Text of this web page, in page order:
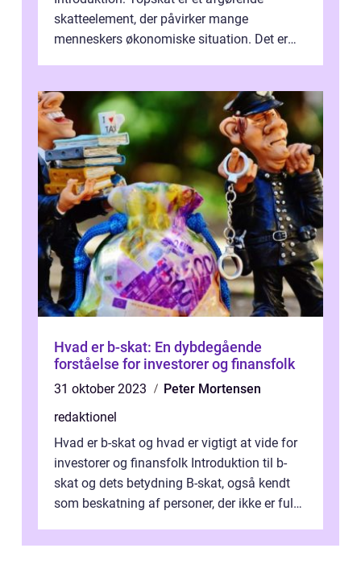
skatteelement, der påvirker mange
menneskers økonomiske situation. Det er
Hvad er b-skat: En dybdegående
forståelse for investorer og finansfolk
31 oktober 2023
Peter Mortensen
redaktionel
Hvad er b-skat og hvad er vigtigt at vide for
investorer og finansfolk Introduktion til b-
skat og dets betydning B-skat, også kendt
som beskatning af personer, der ikke er fuldt